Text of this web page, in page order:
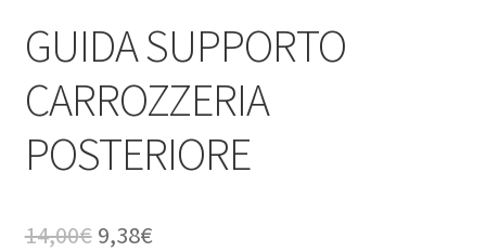
GUIDA SUPPORTO
CARROZZERIA
POSTERIORE
14,00€ Il
9,38€Il